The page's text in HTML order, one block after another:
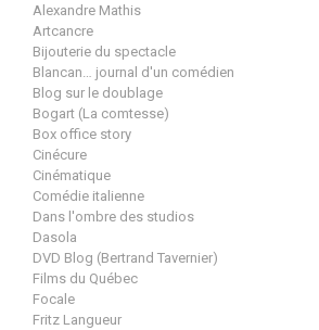
Alexandre Mathis
Artcancre
Bijouterie du spectacle
Blancan… journal d'un comédien
Blog sur le doublage
Bogart (La comtesse)
Box office story
Cinécure
Cinématique
Comédie italienne
Dans l'ombre des studios
Dasola
DVD Blog (Bertrand Tavernier)
Films du Québec
Focale
Fritz Langueur